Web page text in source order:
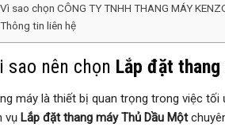
Vì sao chọn CÔNG TY TNHH THANG MÁY
Thông tin liên hệ
sao nên chọn Lắp đặt thang
máy là thiết bị quan trọng trong việc
vụ Lắp đặt thang máy Thủ Dầu Một